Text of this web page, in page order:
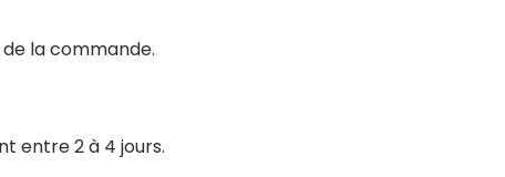
la commande.
entre 2 à 4 jours.